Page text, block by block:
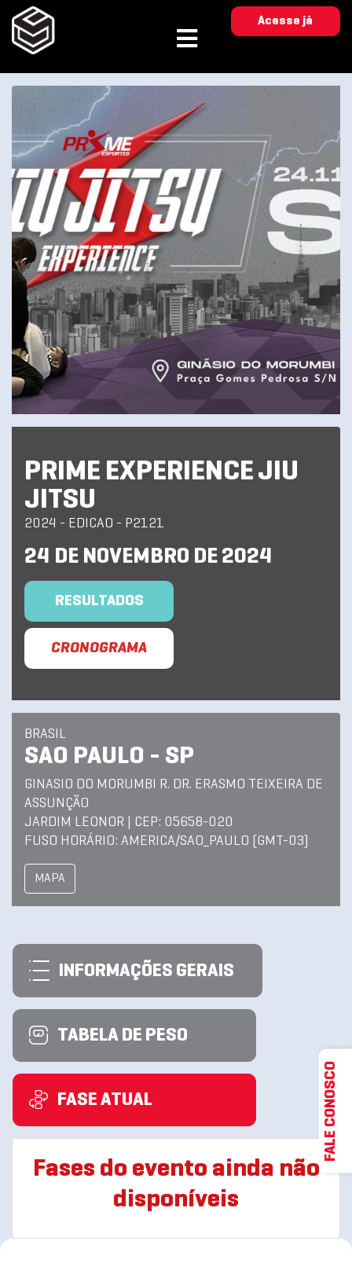
Acesse já
PRIME EXPERIENCE JIU
JITSU
2024 - EDICAO - P2121
24 DE NOVEMBRO DE 2024
RESULTADOS
CRONOGRAMA
BRASIL
SAO PAULO - SP
GINASIO DO MORUMBI R. DR. ERASMO TEIXEIRA DE
ASSUNÇÃO
JARDIM LEONOR | CEP: 05658-020
FUSO HORÁRIO: AMERICA/SAO_PAULO (GMT-03)
MAPA
INFORMAÇÕES GERAIS
TABELA DE PESO
FASE ATUAL
Fases do evento ainda não
disponíveis
FALE CONOSCO